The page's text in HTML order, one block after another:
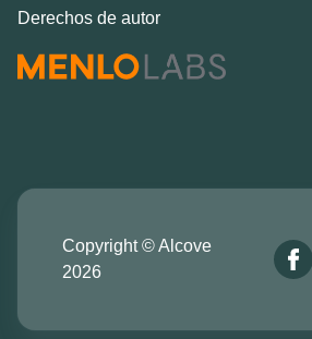
Derechos de autor
Copyright © Alcove
2026